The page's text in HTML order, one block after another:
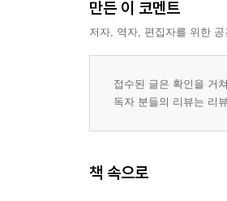
만든 이 코멘트
저자, 역자, 편집자를 위한
접수된 글은 확인을 거
독자 분들의 리뷰는 리
책 속으로